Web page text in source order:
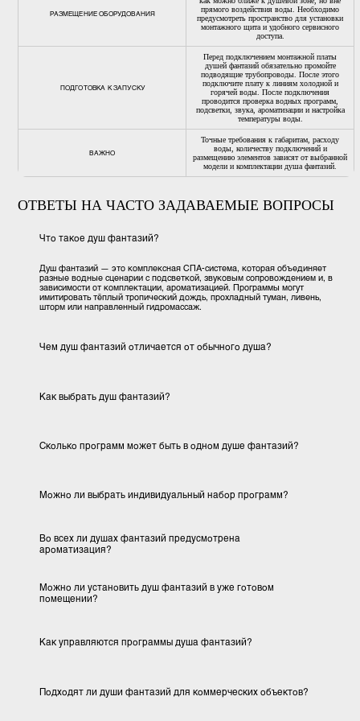
комплексы
гостей
оздоровительные
комплексы
Используются в программах
отдыха и восстановления, где
особенно важны мягкие
воздействия и комфорт
Технические требования для
душей фантазий
подвод горячей и холодной воды, электропитание, отвод
место для размещения технического оборудования. Блок
устанавливается в техническом помещении на вертикальной
поверхности рядом с душевой зоной — так, чтобы к нему
сохранялся удобный сервисный доступ.
КРИТЕРИЙ
Для большинства моделей
давление воды не менее 3 бар.
220 В, 50 Гц с обязательным
РАЗМЕЩЕНИЕ ОБОРУДОВАНИЯ
прямого воздействия воды.
предусмотреть пространство для
Перед подключением монтажной
проводится проверка водных
ВАЖНО
Точные требования к габаритам,
воды, количеству подключений